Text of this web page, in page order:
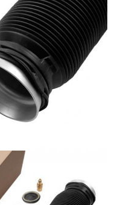
뛰어 오릅니다
뛰어 오릅니다
로 뛰어 오릅니다
로 뛰어 오릅니다
로 뛰어 오릅니다
뛰어 오릅니다
뛰어 오릅니다